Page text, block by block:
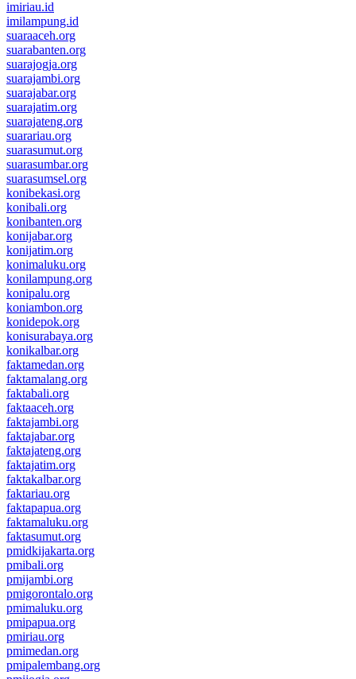
imiriau.id
imilampung.id
suaraaceh.org
suarabanten.org
suarajogja.org
suarajambi.org
suarajabar.org
suarajatim.org
suarajateng.org
suarariau.org
suarasumut.org
suarasumbar.org
suarasumsel.org
konibekasi.org
konibali.org
konibanten.org
konijabar.org
konijatim.org
konimaluku.org
konilampung.org
konipalu.org
koniambon.org
konidepok.org
konisurabaya.org
konikalbar.org
faktamedan.org
faktamalang.org
faktabali.org
faktaaceh.org
faktajambi.org
faktajabar.org
faktajateng.org
faktajatim.org
faktakalbar.org
faktariau.org
faktapapua.org
faktamaluku.org
faktasumut.org
pmidkijakarta.org
pmibali.org
pmijambi.org
pmigorontalo.org
pmimaluku.org
pmipapua.org
pmiriau.org
pmimedan.org
pmipalembang.org